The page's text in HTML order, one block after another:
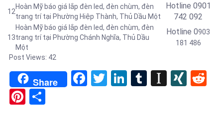
12
Hoàn Mỹ báo giá lắp đèn led, đèn chùm, đèn
trang trí tại Phường Hiệp Thành, Thủ Dầu Một
Hotline 0901
742 092
13
Hoàn Mỹ báo giá lắp đèn led, đèn chùm, đèn
trang trí tại Phường Chánh Nghĩa, Thủ Dầu
Một
Hotline 0903
181 486
Post Views: 42
Share Facebook
TwitterLinkedIn
Tumblr
Pinterest